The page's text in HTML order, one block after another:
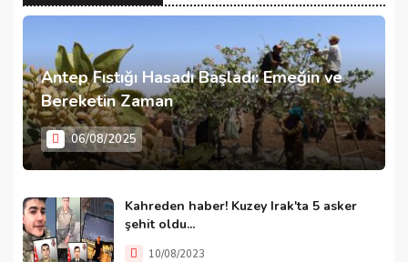
Antep Fıstığı Hasadı Başladı: Emeğin ve
Bereketin Zaman
06/08/2025
Kahreden haber! Kuzey Irak'ta 5 asker
şehit oldu...
10/08/2023